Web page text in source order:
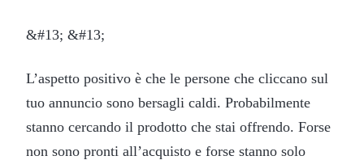
&#13; &#13;
L’aspetto positivo è che le persone che cliccano sul
tuo annuncio sono bersagli caldi. Probabilmente
stanno cercando il prodotto che stai offrendo. Forse
non sono pronti all’acquisto e forse stanno solo